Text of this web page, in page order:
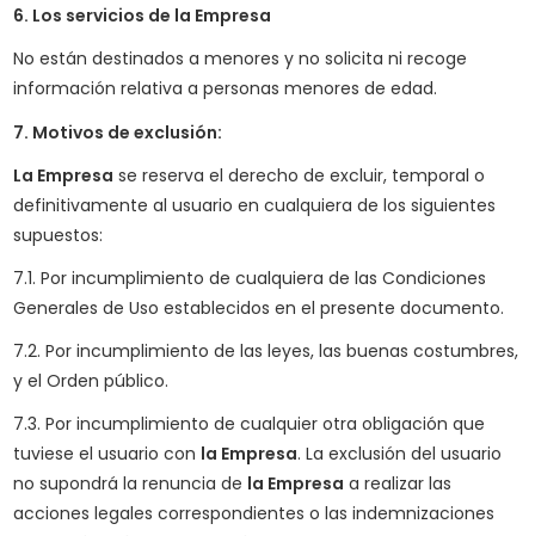
6. Los servicios de la Empresa
No están destinados a menores y no solicita ni recoge
información relativa a personas menores de edad.
7. Motivos de exclusión:
La Empresa se reserva el derecho de excluir, temporal o
definitivamente al usuario en cualquiera de los siguientes
supuestos:
7.1. Por incumplimiento de cualquiera de las Condiciones
Generales de Uso establecidos en el presente documento.
7.2. Por incumplimiento de las leyes, las buenas costumbres,
y el Orden público.
7.3. Por incumplimiento de cualquier otra obligación que
tuviese el usuario con la Empresa. La exclusión del usuario
no supondrá la renuncia de la Empresa a realizar las
acciones legales correspondientes o las indemnizaciones